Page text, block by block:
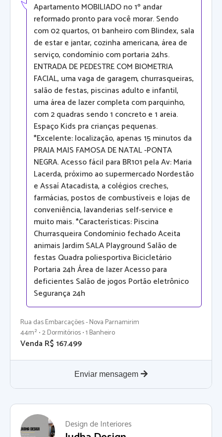
Apartamento MOBILIADO no 1º andar
reformado pronto para você morar. Sendo
com 02 quartos, 01 banheiro com Blindex, sala
de estar e jantar, cozinha americana, área de
serviço, condomínio com portaria 24hs.
ENTRADA DE PEDESTRE COM BIOMETRIA
FACIAL, uma vaga de garagem, churrasqueiras,
salão de festas, piscinas adulto e infantil,
uma área de lazer completa com parquinho,
com 2 quadras sendo 1 concreto e 1 areia.
Espaço Kids pra crianças pequenas.
*Excelente: localização, apenas 15 minutos da
PRAIA MAIS FAMOSA DE NATAL -PONTA
NEGRA. Acesso fácil para BR101 pela Av: Maria
Lacerda, próximo ao supermercado Nordestão
e Assaí Atacadista, a colégios creches,
farmácias, postos de combustíveis e lojas de
conveniência, lavanderias self-service e
muito mais. *Características: Piscina
Churrasqueira Condomínio fechado Aceita
animais Jardim SALA Playground Salão de
festas Quadra poliesportiva Bicicletário
Portaria 24h Área de lazer Acesso para
deficientes Salão de jogos Portão eletrônico
Segurança 24h
Rua das Embarcações - Nova Parnamirim
44m² • 2 Dormitórios • 1 Banheiro
Venda R$ 167.499
Enviar mensagem
Design de Interiores